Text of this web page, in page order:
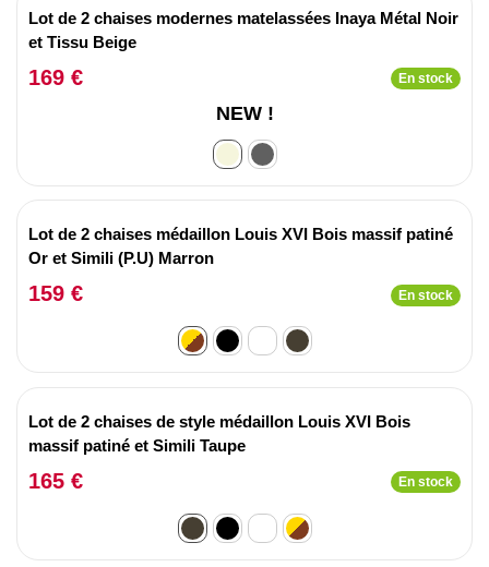
Lot de 2 chaises modernes matelassées Inaya Métal Noir
et Tissu Beige
169 € En stock
NEW !
Lot de 2 chaises médaillon Louis XVI Bois massif patiné
Or et Simili (P.U) Marron
159 € En stock
Lot de 2 chaises de style médaillon Louis XVI Bois
massif patiné et Simili Taupe
165 € En stock